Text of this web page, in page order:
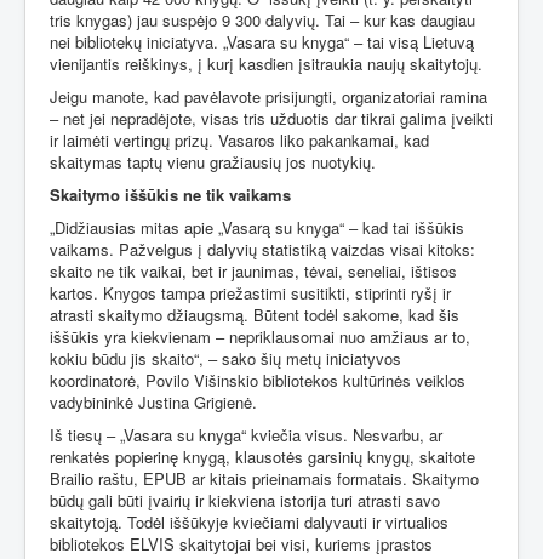
tris knygas) jau suspėjo 9 300 dalyvių. Tai – kur kas daugiau
nei bibliotekų iniciatyva. „Vasara su knyga“ – tai visą Lietuvą
vienijantis reiškinys, į kurį kasdien įsitraukia naujų skaitytojų.
Jeigu manote, kad pavėlavote prisijungti, organizatoriai ramina
– net jei nepradėjote, visas tris užduotis dar tikrai galima įveikti
ir laimėti vertingų prizų. Vasaros liko pakankamai, kad
skaitymas taptų vienu gražiausių jos nuotykių.
Skaitymo iššūkis ne tik vaikams
„Didžiausias mitas apie „Vasarą su knyga“ – kad tai iššūkis
vaikams. Pažvelgus į dalyvių statistiką vaizdas visai kitoks:
skaito ne tik vaikai, bet ir jaunimas, tėvai, seneliai, ištisos
kartos. Knygos tampa priežastimi susitikti, stiprinti ryšį ir
atrasti skaitymo džiaugsmą. Būtent todėl sakome, kad šis
iššūkis yra kiekvienam – nepriklausomai nuo amžiaus ar to,
kokiu būdu jis skaito“, – sako šių metų iniciatyvos
koordinatorė, Povilo Višinskio bibliotekos kultūrinės veiklos
vadybininkė Justina Grigienė.
Iš tiesų – „Vasara su knyga“ kviečia visus. Nesvarbu, ar
renkatės popierinę knygą, klausotės garsinių knygų, skaitote
Brailio raštu, EPUB ar kitais prieinamais formatais. Skaitymo
būdų gali būti įvairių ir kiekviena istorija turi atrasti savo
skaitytoją. Todėl iššūkyje kviečiami dalyvauti ir virtualios
bibliotekos ELVIS skaitytojai bei visi, kuriems įprastos